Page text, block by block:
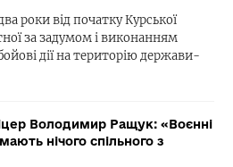
роки від початку Курської
за задумом і виконанням
дії на територію держави-
Володимир Ращук: «Воєнні
нічого спільного з